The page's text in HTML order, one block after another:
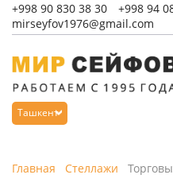
+998 90 830 38 30 +998 94
mirseyfov1976@gmail.com
Ташкент
Главная Стеллажи